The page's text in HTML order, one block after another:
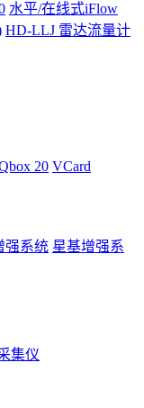
水平/在线式iFlow
HD-LLJ 雷达流量计
20 VCard
强系统 星基增强系
集仪